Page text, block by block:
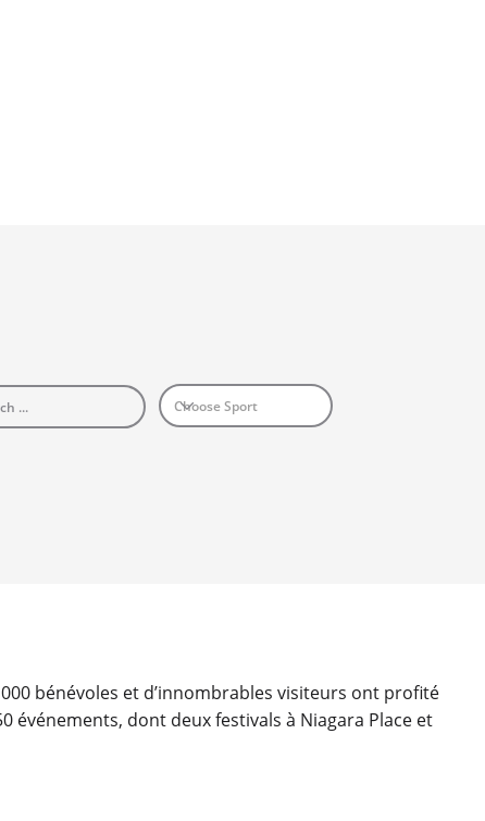
bénévoles et d’innombrables visiteurs ont profité
événements, dont deux festivals à Niagara Place et